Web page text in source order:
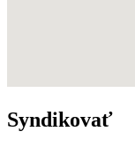
Syndikovať